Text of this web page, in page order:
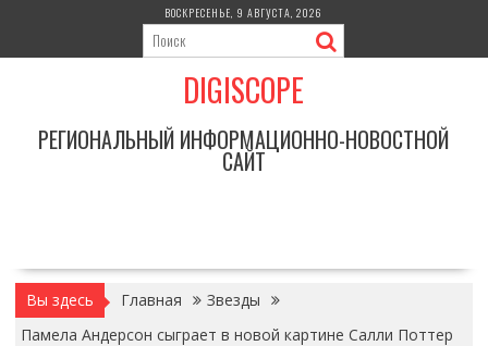
содержимому
ВОСКРЕСЕНЬЕ, 9 АВГУСТА, 2026
DIGISCOPE
РЕГИОНАЛЬНЫЙ ИНФОРМАЦИОННО-НОВОСТНОЙ
САЙТ
Вы здесь Главная
Звезды
Памела Андерсон сыграет в новой картине Салли Поттер